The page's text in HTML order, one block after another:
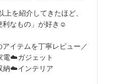
を紹介してきたほど、
利なもの」が好き☺︎
アイテムを丁寧レビュー／
☁️ガジェット
納☁️インテリア